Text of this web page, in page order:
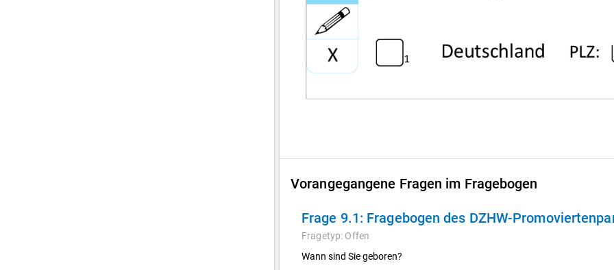
Vorangegangene Fragen im Fragebogen
Frage 9.1: Fragebogen des DZHW-
Fragetyp: Offen
Wann sind Sie geboren?